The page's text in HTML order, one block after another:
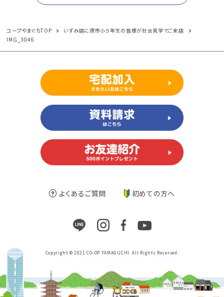
コープやまぐちTOP
いずみ店に夜市小５年生の皆様が社会見学でご来店
IMG_3046
よくあるご質問 初めての方へ
Copyright © 2021 CO-OP YAMAGUCHI. All Rights Reserved.